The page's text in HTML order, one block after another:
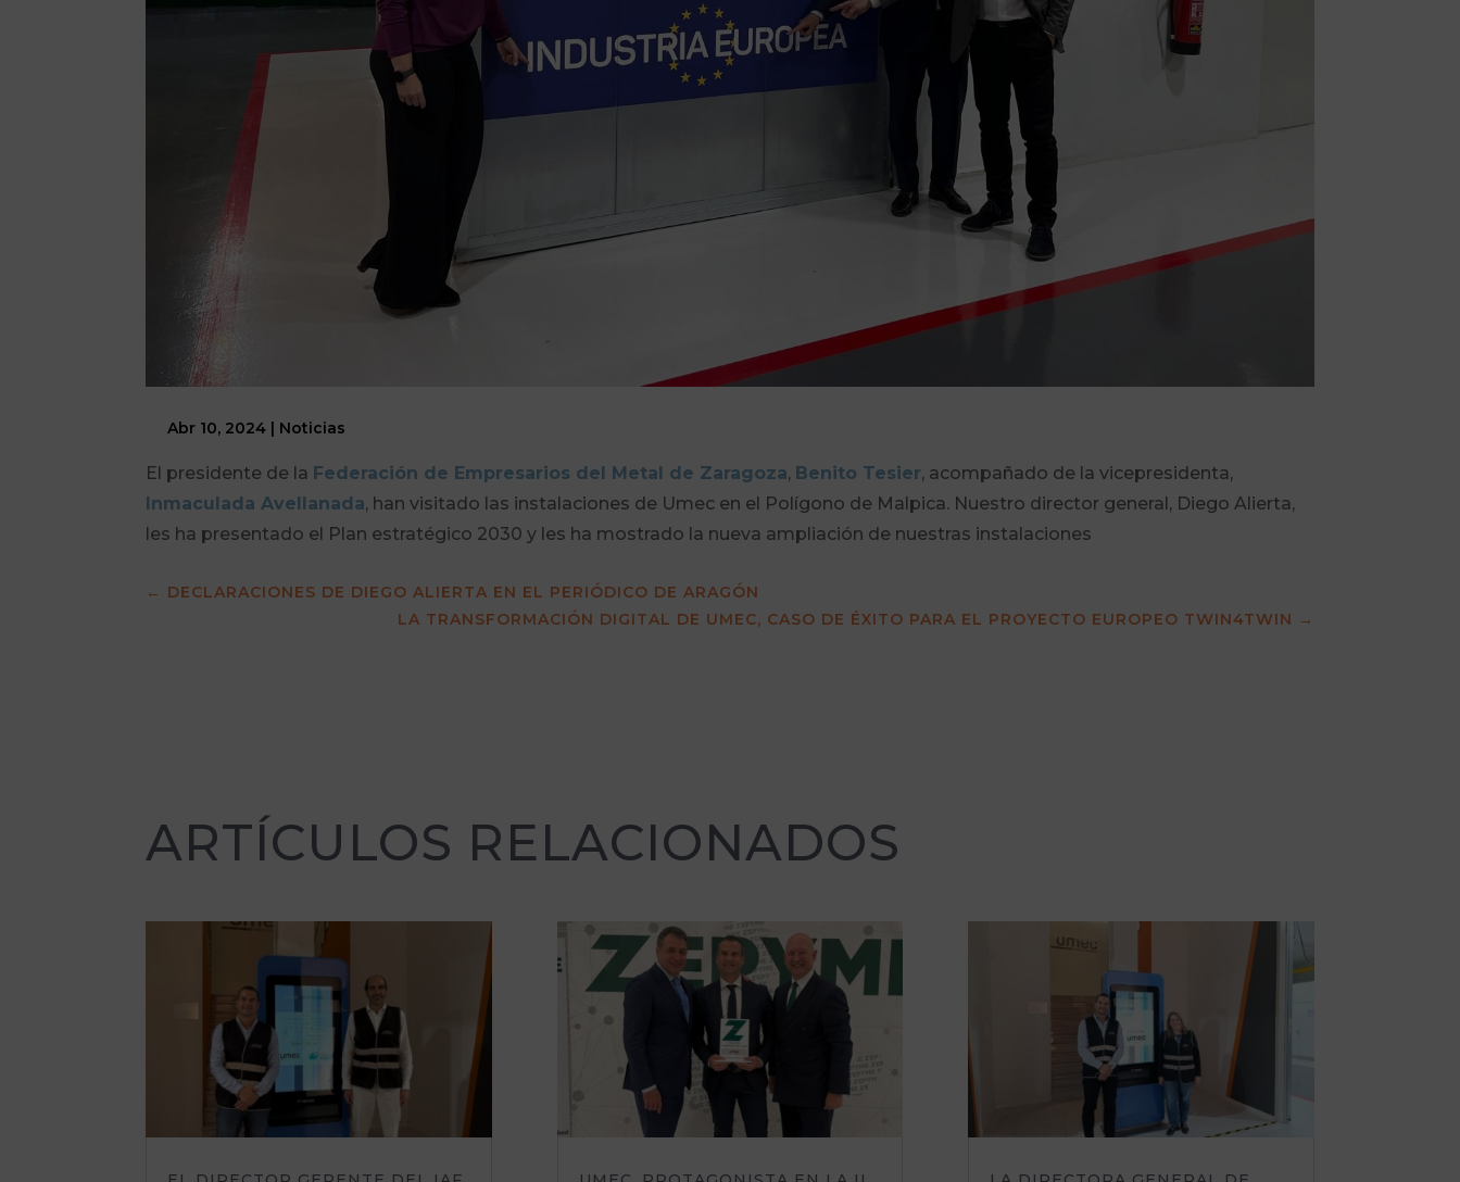
Abr 10, 2024 | Noticias
El presidente de la Federación de Empresarios del Metal de Zaragoza, Benito Tesier, acompañado de la vicepresidenta,
Inmaculada Avellanada, han visitado las instalaciones de Umec en el Polígono de Malpica. Nuestro director general, Diego Alierta,
les ha presentado el Plan estratégico 2030 y les ha mostrado la nueva ampliación de nuestras instalaciones
← DECLARACIONES DE DIEGO ALIERTA EN EL PERIÓDICO DE ARAGÓN
LA TRANSFORMACIÓN DIGITAL DE UMEC, CASO DE ÉXITO PARA EL PROYECTO EUROPEO TWIN4TWIN →
ARTÍCULOS RELACIONADOS